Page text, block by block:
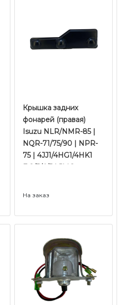
Крышка задних
фонарей (правая)
Isuzu NLR/NMR-85 |
NQR-71/75/90 | NPR-
75 | 4JJ1/4HG1/4HK1
Е-2/3/4/5 | JMC
На заказ